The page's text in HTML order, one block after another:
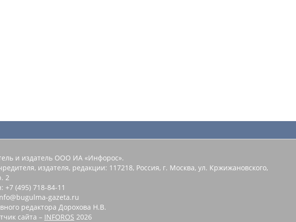
и издатель ООО ИА «Инфорос».
издателя, редакции: 117218, Россия, г. Москва, ул. Кржижановского,
2
+7 (495) 718-84-11
gazeta.ru
редактора Дорохова Н.В.
сайта – INFOROS 2026